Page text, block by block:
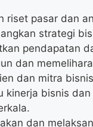
riset pasar dan
strategi
pendapatan
dan
dan mitra
kinerja bisnis
dan